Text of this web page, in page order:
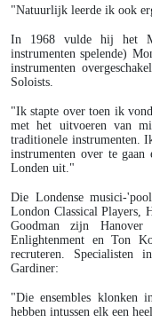
"Natuurlijk leerde ik ook
In 1968 vulde hij het
instrumenten spelende)
instrumenten
Soloists.
"Ik stapte over toen ik
met het uitvoeren van
traditionele instrumenten.
instrumenten over te
Londen uit."
Die Londense musici-
London Classical Players,
Goodman zijn
Enlightenment en Ton
recruteren. Specialisten
Gardiner:
"Die ensembles klonken
hebben intussen elk een